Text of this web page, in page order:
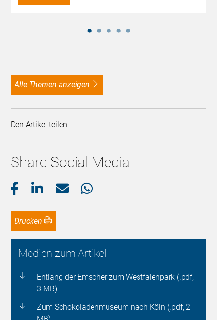
alle Themen anzeigen
Den Artikel teilen
Share Social Media
Drucken
Medien zum Artikel
Entlang der Emscher zum Westfalenpark (.pdf,
3 MB)
Zum Schokoladenmuseum nach Köln (.pdf, 2